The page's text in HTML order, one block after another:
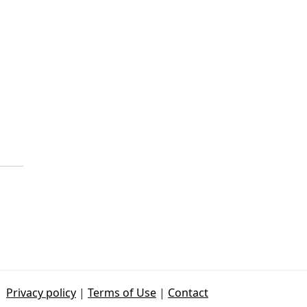
Privacy policy | Terms of Use | Contact